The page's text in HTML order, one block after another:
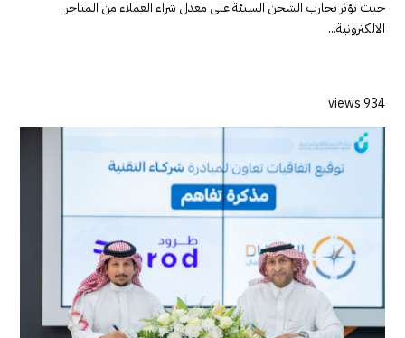
حيث تؤثر تجارب الشحن السيئة على معدل شراء العملاء من المتاجر
الالكترونية...
934 views